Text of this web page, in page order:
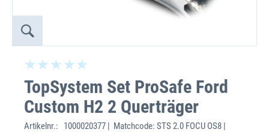
TopSystem Set ProSafe Ford
Custom H2 2 Querträger
Artikelnr.:
1000020377 | Matchcode: STS 2.0 FOCU OS8 |